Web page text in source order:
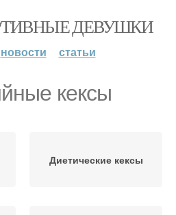
ДЕВУШКИ
новости статьи
кексы
Диетические кексы